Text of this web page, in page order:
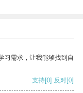
习需求，让我能够找到自
支持[0] 反对[0]